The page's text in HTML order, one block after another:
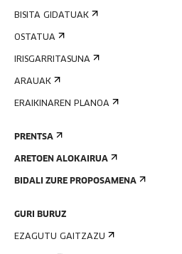
BISITA GIDATUAK
OSTATUA
IRISGARRITASUNA
ARAUAK
ERAIKINAREN PLANOA
PRENTSA
ARETOEN ALOKAIRUA
BIDALI ZURE PROPOSAMENA
GURI BURUZ
EZAGUTU GAITZAZU